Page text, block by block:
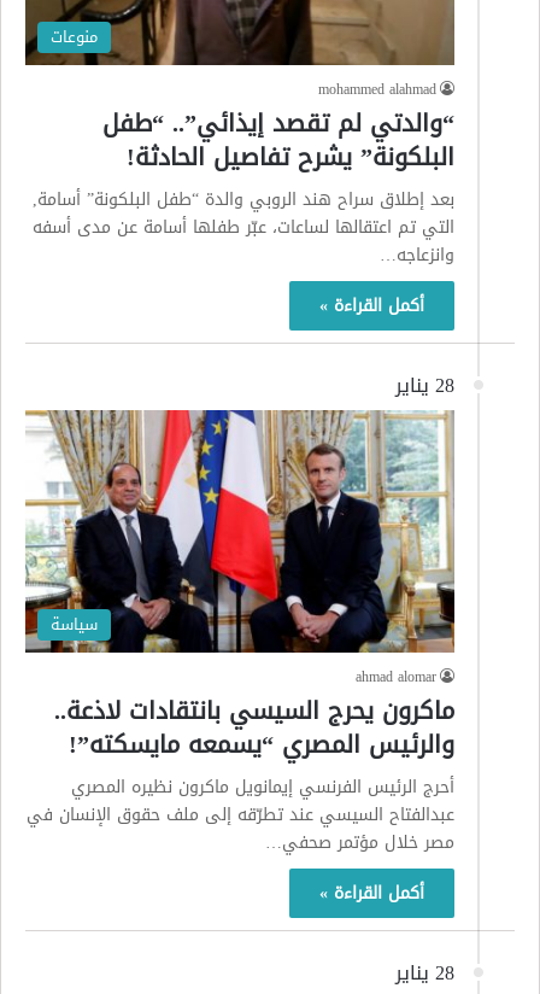
منوعات
mohammed alahmad
“والدتي لم تقصد إيذائي”.. “طفل
البلكونة” يشرح تفاصيل الحادثة!
بعد إطلاق سراح هند الروبي والدة “طفل البلكونة” أسامة,
التي تم اعتقالها لساعات، عبّر طفلها أسامة عن مدى أسفه
وانزعاجه…
أكمل القراءة »
28 يناير
سياسة
ahmad alomar
ماكرون يحرج السيسي بانتقادات لاذعة..
والرئيس المصري “يسمعه مايسكته”!
أحرج الرئيس الفرنسي إيمانويل ماكرون نظيره المصري
عبدالفتاح السيسي عند تطرّقه إلى ملف حقوق الإنسان في
مصر خلال مؤتمر صحفي…
أكمل القراءة »
28 يناير